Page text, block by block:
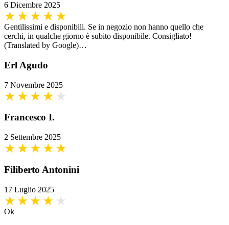
6 Dicembre 2025
Gentilissimi e disponibili. Se in negozio non hanno quello che
cerchi, in qualche giorno è subito disponibile. Consigliato!
(Translated by Google)…
Erl Agudo
7 Novembre 2025
Francesco I.
2 Settembre 2025
Filiberto Antonini
17 Luglio 2025
Ok